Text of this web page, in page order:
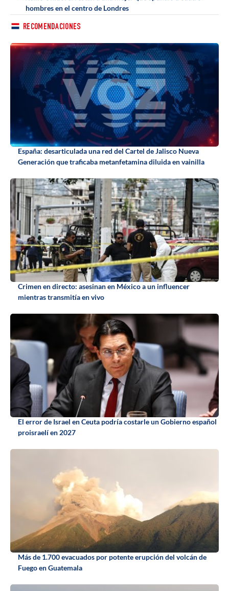
hombres en el centro de Londres
RECOMENDACIONES
España: desarticulada una red del Cartel de Jalisco Nueva
Generación que traficaba metanfetamina diluida en vainilla
Crimen en directo: asesinan en México a un influencer
mientras transmitía en vivo
El error de Israel en Ceuta podría costarle un Gobierno español
proisraelí en 2027
Más de 1.700 evacuados por potente erupción del volcán de
Fuego en Guatemala